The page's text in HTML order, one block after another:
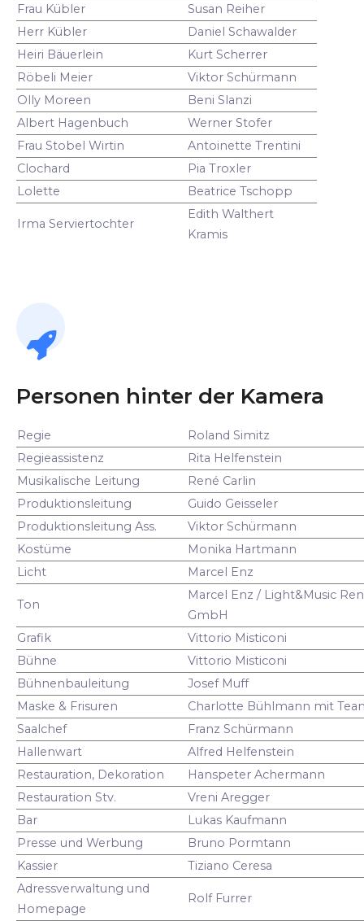
Frau Kübler
Susan Reiher
Herr Kübler
Daniel Schawalder
Heiri Bäuerlein
Kurt Scherrer
Röbeli Meier
Viktor Schürmann
Olly Moreen
Beni Slanzi
Albert Hagenbuch
Werner Stofer
Frau Stobel Wirtin
Antoinette Trentini
Clochard
Pia Troxler
Lolette
Beatrice Tschopp
Irma Serviertochter
Edith Walthert
Kramis
Personen hinter der Kamera
Regie
Roland Simitz
Regieassistenz
Rita Helfenstein
Musikalische Leitung
René Carlin
Produktionsleitung
Guido Geisseler
Produktionsleitung Ass.
Viktor Schürmann
Kostüme
Monika Hartmann
Licht
Marcel Enz
Ton
Marcel Enz / Light&Music
GmbH
Grafik
Vittorio Misticoni
Bühne
Vittorio Misticoni
Bühnenbauleitung
Josef Muff
Maske & Frisuren
Charlotte Bühlmann mit
Saalchef
Franz Schürmann
Hallenwart
Alfred Helfenstein
Restauration, Dekoration
Hanspeter Achermann
Restauration Stv.
Vreni Aregger
Bar
Lukas Kaufmann
Presse und Werbung
Bruno Pormtann
Kassier
Tiziano Ceresa
Adressverwaltung und
Homepage
Rolf Furrer